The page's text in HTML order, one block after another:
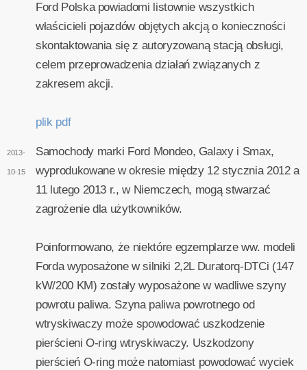
Ford Polska powiadomi listownie wszystkich
właścicieli pojazdów objętych akcją o konieczności
skontaktowania się z autoryzowaną stacją obsługi,
celem przeprowadzenia działań związanych z
zakresem akcji.
plik pdf
2013-
10-15
Samochody marki Ford Mondeo, Galaxy i Smax,
wyprodukowane w okresie między 12 stycznia 2012 a
11 lutego 2013 r., w Niemczech, mogą stwarzać
zagrożenie dla użytkowników.
Poinformowano, że niektóre egzemplarze ww. modeli
Forda wyposażone w silniki 2,2L Duratorq-DTCi (147
kW/200 KM) zostały wyposażone w wadliwe szyny
powrotu paliwa. Szyna paliwa powrotnego od
wtryskiwaczy może spowodować uszkodzenie
pierścieni O-ring wtryskiwaczy. Uszkodzony
pierścień O-ring może natomiast powodować wyciek